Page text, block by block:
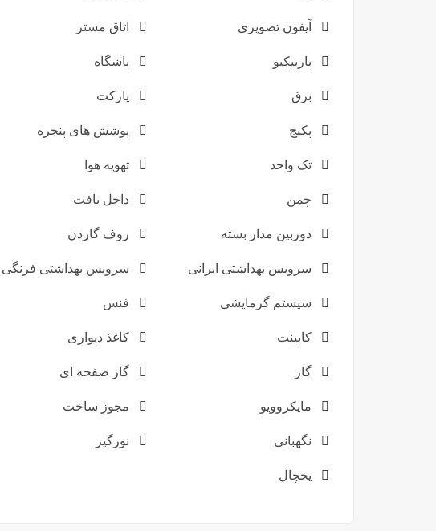
آیفون تصویری اتاق مستر
باربیکیو باشگاه
برق پارکت
پکیج پوشش های پنجره
تک واحد تهویه هوا
چمن داخل بافت
دوربین مدار بسته روف گاردن
سرویس بهداشتی ایرانی سرویس بهداشتی فرنگی
سیستم گرمایشی فنس
کابینت کاغذ دیواری
گاز گاز صفحه ای
مایکروویو مجوز ساخت
نگهبانی نورگیر
یخچال